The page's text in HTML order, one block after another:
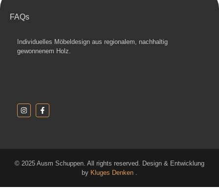
FAQs
Individuelles Möbeldesign aus regionalem, nachhaltig
gewonnenem Holz.
© 2025 Ausm Schuppen. All rights reserved. Design & Entwicklung
by Kluges Denken